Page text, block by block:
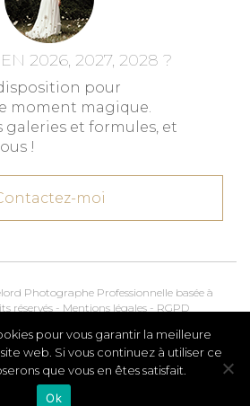
2026, 2027, 2028 ?
pour
moment magique.
galeries et formules, et
!
moi
Photographe Professionnelle basée à
réservés - Mentions légales - RGPD
Creative & Digital
pour vous garantir la meilleure
web. Si vous continuez à utiliser ce
que vous en êtes satisfait.
Ok